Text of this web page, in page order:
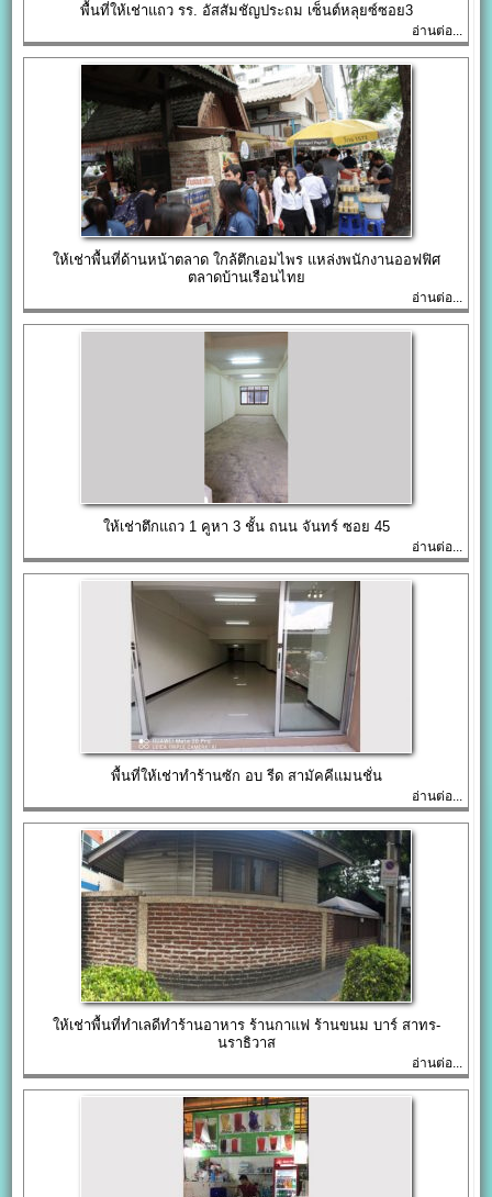
พื้นที่ให้เช่าแถว รร. อัสสัมชัญประถม เซ็นต์หลุยซ์ซอย3
อ่านต่อ...
ให้เช่าพื้นที่ด้านหน้าตลาด ใกล้ตึกเอมไพร แหล่งพนักงานออฟฟิศ
ตลาดบ้านเรือนไทย
อ่านต่อ...
ให้เช่าตึกแถว 1 คูหา 3 ชั้น ถนน จันทร์ ซอย 45
อ่านต่อ...
พื้นที่ให้เช่าทำร้านซัก อบ รีด สามัคคีแมนชั่น
อ่านต่อ...
ให้เช่าพื้นที่ทำเลดีทำร้านอาหาร ร้านกาแฟ ร้านขนม บาร์ สาทร-
นราธิวาส
อ่านต่อ...